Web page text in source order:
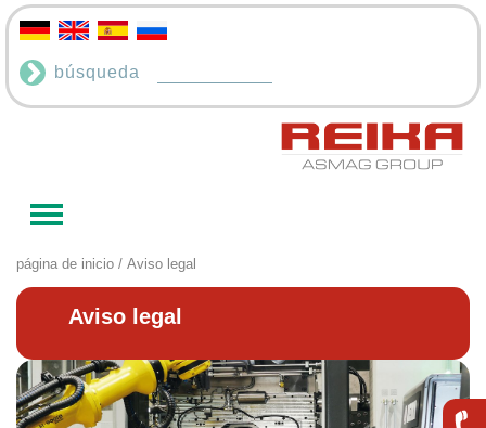
búsqueda
página de inicio / Aviso legal
Aviso legal